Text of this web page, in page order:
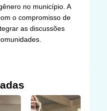
no município. A
o compromisso de
as discussões